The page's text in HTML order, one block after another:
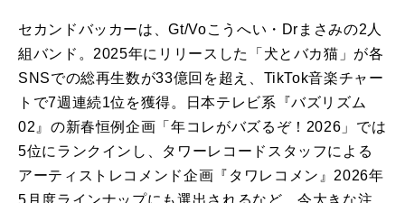
セカンドバッカーは、Gt/Voこうへい・Drまさみの2人
組バンド。2025年にリリースした「犬とバカ猫」が各
SNSでの総再生数が33億回を超え、TikTok音楽チャー
トで7週連続1位を獲得。日本テレビ系『バズリズム
02』の新春恒例企画「年コレがバズるぞ！2026」では
5位にランクインし、タワーレコードスタッフによる
アーティストレコメンド企画『タワレコメン』2026年